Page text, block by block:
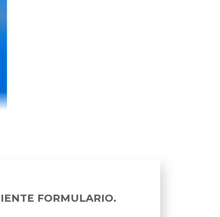
FORMULARIO.